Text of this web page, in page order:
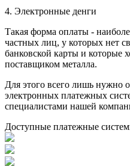
4. Электронные денги
Такая форма оплаты -
частных лиц, у которых нет
банковской карты и которые
поставщиком металла.
Для этого всего лишь нужно
электронных платежных
специалистами нашей
Доступные платежные